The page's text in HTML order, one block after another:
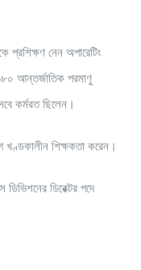
প্রশিক্ষণ নেন অপারেটিং
আন্তর্জাতিক পরমাণু
কর্মরত ছিলেন।
খণ্ডকালীন শিক্ষকতা করেন।
ডিভিশনের ডিরেক্টর পদে